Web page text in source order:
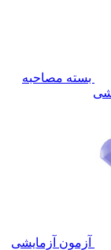
بسته مصاحبه
آزمون آزمایشی